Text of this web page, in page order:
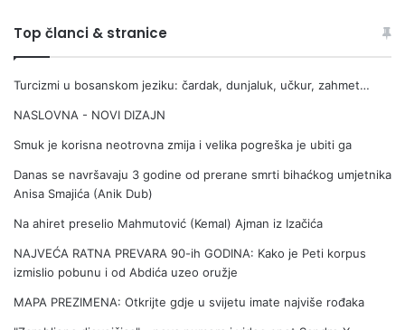
Top članci & stranice
Turcizmi u bosanskom jeziku: čardak, dunjaluk, učkur, zahmet…
NASLOVNA - NOVI DIZAJN
Smuk je korisna neotrovna zmija i velika pogreška je ubiti ga
Danas se navršavaju 3 godine od prerane smrti bihaćkog umjetnika
Anisa Smajića (Anik Dub)
Na ahiret preselio Mahmutović (Kemal) Ajman iz Izačića
NAJVEĆA RATNA PREVARA 90-ih GODINA: Kako je Peti korpus
izmislio pobunu i od Abdića uzeo oružje
MAPA PREZIMENA: Otkrijte gdje u svijetu imate najviše rođaka